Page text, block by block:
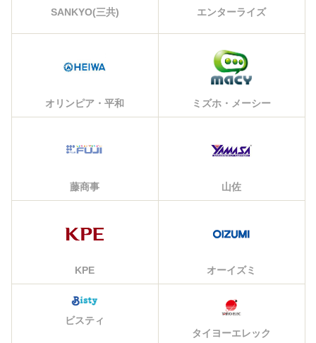
SANKYO(三共) エンターライズ
オリンピア・平和 ミズホ・メーシー
藤商事 山佐
KPE オーイズミ
ビスティ
タイヨーエレック